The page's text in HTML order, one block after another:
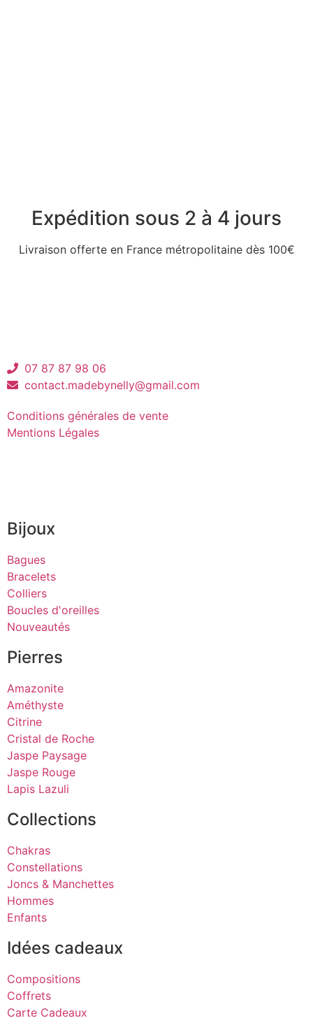
Expédition sous 2 à 4 jours
Livraison offerte en France métropolitaine dès 100€
07 87 87 98 06
contact.madebynelly@gmail.com
Conditions générales de vente
Mentions Légales
Bijoux
Bagues
Bracelets
Colliers
Boucles d'oreilles
Nouveautés
Pierres
Amazonite
Améthyste
Citrine
Cristal de Roche
Jaspe Paysage
Jaspe Rouge
Lapis Lazuli
Collections
Chakras
Constellations
Joncs & Manchettes
Hommes
Enfants
Idées cadeaux
Compositions
Coffrets
Carte Cadeaux